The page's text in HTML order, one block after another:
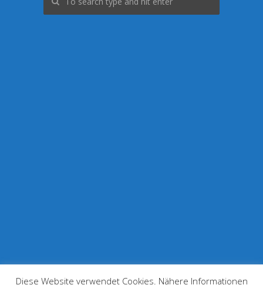
Diese Website verwendet Cookies. Nähere Informationen